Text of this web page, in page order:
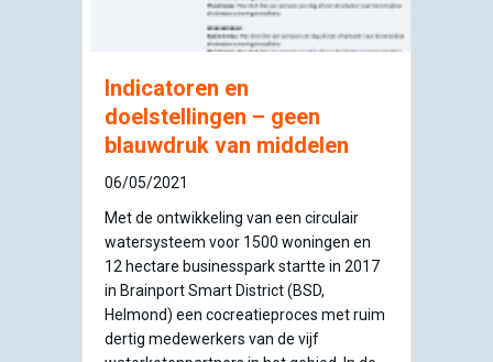
Indicatoren en
doelstellingen – geen
blauwdruk van middelen
06/05/2021
Met de ontwikkeling van een circulair
watersysteem voor 1500 woningen en
12 hectare businesspark startte in 2017
in Brainport Smart District (BSD,
Helmond) een cocreatieproces met ruim
dertig medewerkers van de vijf